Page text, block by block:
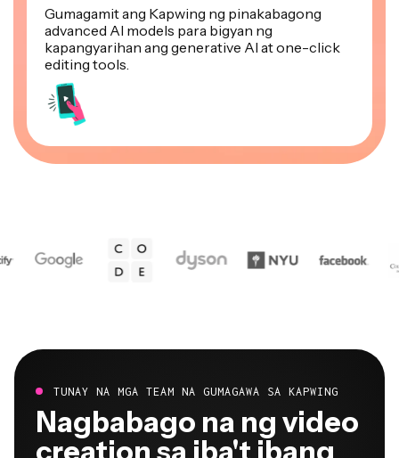
advanced AI models para bigyan ng
kapangyarihan ang generative AI at one-click
editing tools.
Nagbabago na ng video
creation sa iba't ibang